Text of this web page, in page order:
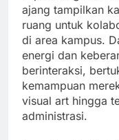
ajang tampilkan
ruang untuk
di area kampus.
energi dan
berinteraksi,
kemampuan
visual art hingga
administrasi.